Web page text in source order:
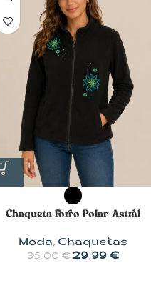
Chaqueta Forro Polar Astral
Moda, Chaquetas
35,00€ 29,99 €